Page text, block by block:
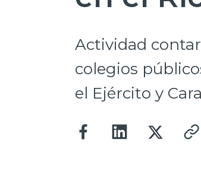
Actividad
colegios
el Ejército y